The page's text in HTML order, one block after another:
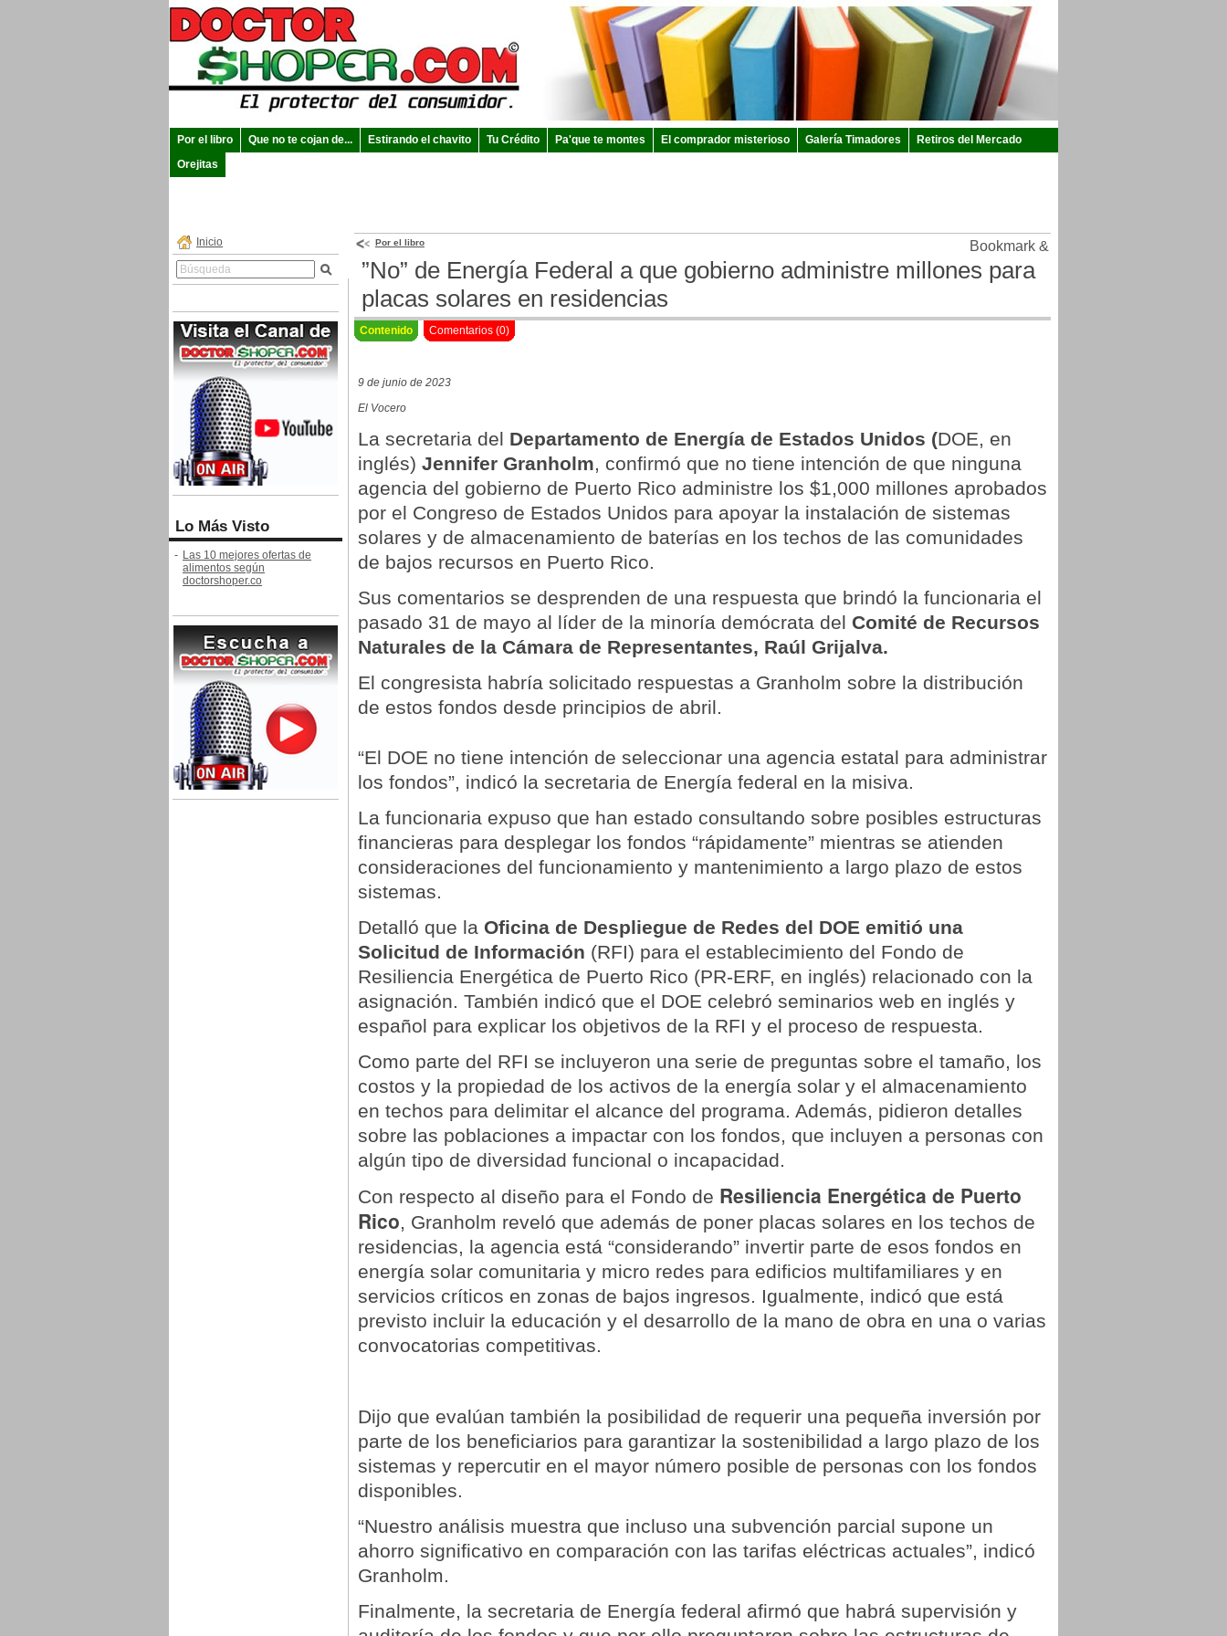
Por el libro Que no te cojan de... Estirando el chavito Tu Crédito Pa'que te montes El comprador misterioso Galería Timadores
Retiros del Mercado
Orejitas
Inicio
Lo Más Visto
- Las 10 mejores ofertas de
alimentos según
doctorshoper.co
Por el libro
”No” de Energía Federal a que gobierno administre millones para
placas solares en residencias
Contenido Comentarios (0)
9 de junio de 2023
El Vocero
La secretaria del Departamento de Energía de Estados Unidos (DOE, en
inglés) Jennifer Granholm, confirmó que no tiene intención de que ninguna
agencia del gobierno de Puerto Rico administre los $1,000 millones aprobados
por el Congreso de Estados Unidos para apoyar la instalación de sistemas
solares y de almacenamiento de baterías en los techos de las comunidades
de bajos recursos en Puerto Rico.
Sus comentarios se desprenden de una respuesta que brindó la funcionaria el
pasado 31 de mayo al líder de la minoría demócrata del Comité de Recursos
Naturales de la Cámara de Representantes, Raúl Grijalva.
El congresista habría solicitado respuestas a Granholm sobre la distribución
de estos fondos desde principios de abril.
“El DOE no tiene intención de seleccionar una agencia estatal para administrar
los fondos”, indicó la secretaria de Energía federal en la misiva.
La funcionaria expuso que han estado consultando sobre posibles estructuras
financieras para desplegar los fondos “rápidamente” mientras se atienden
consideraciones del funcionamiento y mantenimiento a largo plazo de estos
sistemas.
Detalló que la Oficina de Despliegue de Redes del DOE emitió una
Solicitud de Información (RFI) para el establecimiento del Fondo de
Resiliencia Energética de Puerto Rico (PR-ERF, en inglés) relacionado con la
asignación. También indicó que el DOE celebró seminarios web en inglés y
español para explicar los objetivos de la RFI y el proceso de respuesta.
Como parte del RFI se incluyeron una serie de preguntas sobre el tamaño, los
costos y la propiedad de los activos de la energía solar y el almacenamiento
en techos para delimitar el alcance del programa. Además, pidieron detalles
sobre las poblaciones a impactar con los fondos, que incluyen a personas con
algún tipo de diversidad funcional o incapacidad.
Con respecto al diseño para el Fondo de Resiliencia Energética de Puerto
Rico, Granholm reveló que además de poner placas solares en los techos de
residencias, la agencia está “considerando” invertir parte de esos fondos en
energía solar comunitaria y micro redes para edificios multifamiliares y en
servicios críticos en zonas de bajos ingresos. Igualmente, indicó que está
previsto incluir la educación y el desarrollo de la mano de obra en una o varias
convocatorias competitivas.
Dijo que evalúan también la posibilidad de requerir una pequeña inversión por
parte de los beneficiarios para garantizar la sostenibilidad a largo plazo de los
sistemas y repercutir en el mayor número posible de personas con los fondos
disponibles.
“Nuestro análisis muestra que incluso una subvención parcial supone un
ahorro significativo en comparación con las tarifas eléctricas actuales”, indicó
Granholm.
Finalmente, la secretaria de Energía federal afirmó que habrá supervisión y